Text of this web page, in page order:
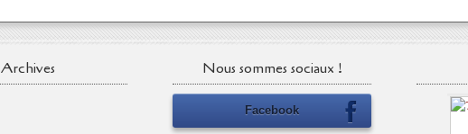
Archives Nous sommes sociaux !
Facebook